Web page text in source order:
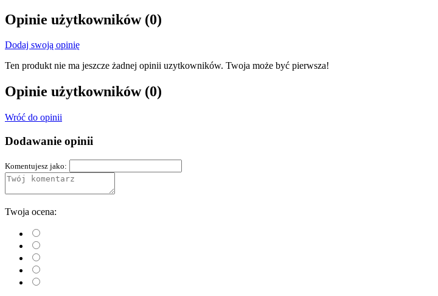
Opinie użytkowników (0)
Dodaj swoją opinię
Ten produkt nie ma jeszcze żadnej opinii uzytkowników. Twoja może być pierwsza!
Opinie użytkowników (0)
Wróć do opinii
Dodawanie opinii
Komentujesz jako:
Twoja ocena: